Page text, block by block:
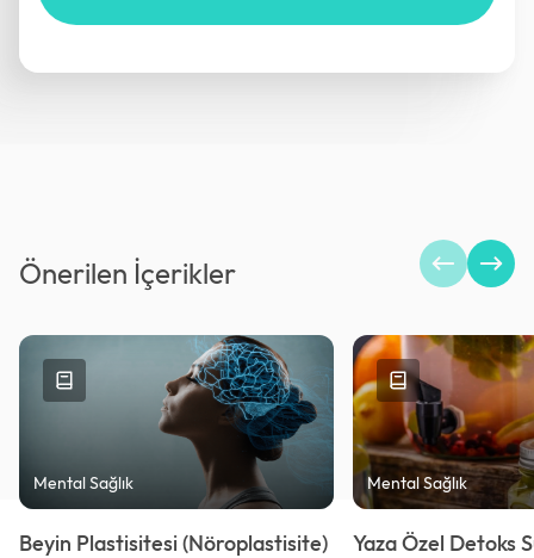
Önerilen İçerikler
Mental Sağlık
Beyin Plastisitesi (Nöroplastisite)
Mental Sağlık
Yaza Özel Detoks